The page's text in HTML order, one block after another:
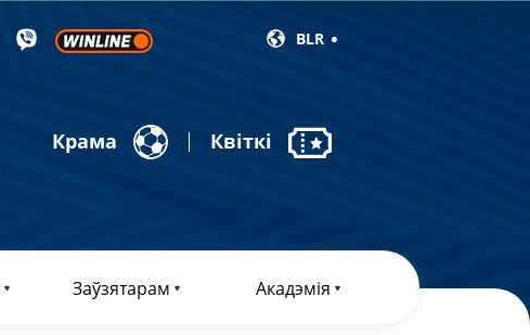
BLR
Крама Квіткі
Заўзятарам Акадэмія